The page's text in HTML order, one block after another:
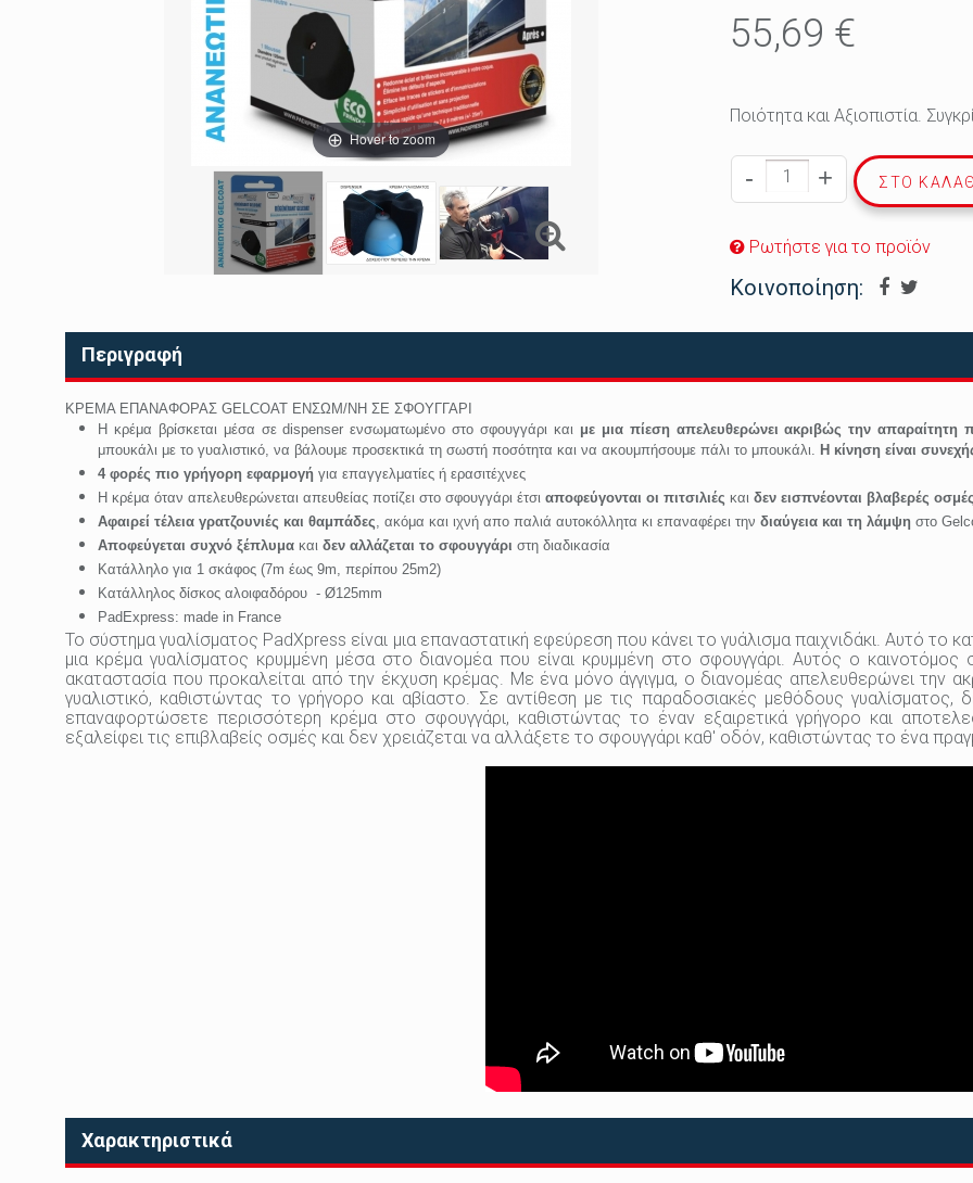
Hover to zoom
55,69 €
Ποιότητα και Αξιοπιστία.
- + ΣΤΟ ΚΑΛΆΘΙ
Ρωτήστε για το προϊόν
Κοινοποίηση:
Περιγραφή
ΚΡΕΜΑ ΕΠΑΝΑΦΟΡΑΣ GELCOAT ΕΝΣΩΜ/ΝΗ ΣΕ ΣΦΟΥΓΓΑΡΙ
Η κρέμα βρίσκεται μέσα σε dispenser ενσωματωμένο στο σφουγγάρι και με μια πίεση απελευθερώνει ακριβώς την απαραίτητη
μπουκάλι με το γυαλιστικό, να βάλουμε προσεκτικά τη σωστή ποσότητα και να ακουμπήσουμε πάλι το μπουκάλι. Η κίνηση είναι
4 φορές πιο γρήγορη εφαρμογή για επαγγελματίες ή ερασιτέχνες
Η κρέμα όταν απελευθερώνεται απευθείας ποτίζει στο σφουγγάρι έτσι αποφεύγονται οι πιτσιλιές και δεν εισπνέονται βλαβερές οσμές
Αφαιρεί τέλεια γρατζουνιές και θαμπάδες , ακόμα και ιχνή απο παλιά αυτοκόλλητα κι επαναφέρει την διαύγεια και τη λάμψη στο
Αποφεύγεται συχνό ξέπλυμα και δεν αλλάζεται το σφουγγάρι στη διαδικασία
Κατάλληλο για 1 σκάφος (7m έως 9m, περίπου 25m2)
Κατάλληλος δίσκος αλοιφαδόρου - Ø125mm
PadExpress: made in France
Το σύστημα γυαλίσματος PadXpress είναι μια επαναστατική εφεύρεση που κάνει το γυάλισμα παιχνιδάκι. Αυτό το
μια κρέμα γυαλίσματος κρυμμένη μέσα στο διανομέα που είναι κρυμμένη στο σφουγγάρι. Αυτός ο καινοτόμος
ακαταστασία που προκαλείται από την έκχυση κρέμας. Με ένα μόνο άγγιγμα, ο διανομέας απελευθερώνει την
γυαλιστικό, καθιστώντας το γρήγορο και αβίαστο. Σε αντίθεση με τις παραδοσιακές μεθόδους γυαλίσματος,
επαναφορτώσετε περισσότερη κρέμα στο σφουγγάρι, καθιστώντας το έναν εξαιρετικά γρήγορο και
εξαλείφει τις επιβλαβείς οσμές και δεν χρειάζεται να αλλάξετε το σφουγγάρι καθ' οδόν, καθιστώντας το ένα
Χαρακτηριστικά